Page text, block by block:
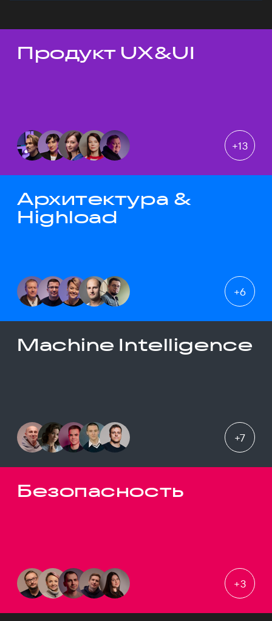
Темы докладов
Продукт UX&UI
+13
Архитектура &
Highload
+6
Machine Intelligence
+7
Безопасность
+3